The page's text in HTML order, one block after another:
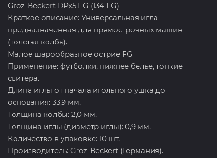
Groz-Beckert DPx5 FG (134 FG)
Краткое описание: Универсальная игла
предназначенная для прямострочных машин
(толстая колба).
Малое шарообразное острие FG
Применение: футболки, нижнее белье, тонкие
свитера.
Длина иглы от начала игольного ушка до
основания: 33,9 мм.
Толщина колбы: 2,0 мм.
Толщина иглы (диаметр иглы): 0,9 мм.
Количество в упаковке: 10 шт.
Производитель: Groz-Beckert (Германия).